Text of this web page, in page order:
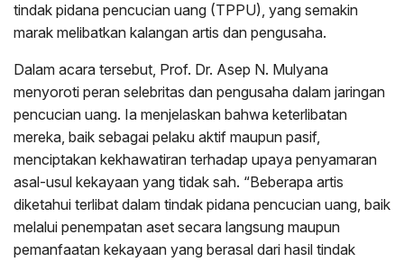
tindak pidana pencucian uang (TPPU), yang semakin
marak melibatkan kalangan artis dan pengusaha.
Dalam acara tersebut, Prof. Dr. Asep N. Mulyana
menyoroti peran selebritas dan pengusaha dalam jaringan
pencucian uang. Ia menjelaskan bahwa keterlibatan
mereka, baik sebagai pelaku aktif maupun pasif,
menciptakan kekhawatiran terhadap upaya penyamaran
asal-usul kekayaan yang tidak sah. “Beberapa artis
diketahui terlibat dalam tindak pidana pencucian uang, baik
melalui penempatan aset secara langsung maupun
pemanfaatan kekayaan yang berasal dari hasil tindak